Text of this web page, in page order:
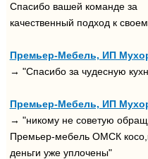
Спасибо вашей команде за
качественный подход к
Премьер-Мебель, ИП
→ "Спасибо за чудесную
Премьер-Мебель, ИП
→ "никому не советую
Премьер-мебель ОМСК
деньги уже уплочены"